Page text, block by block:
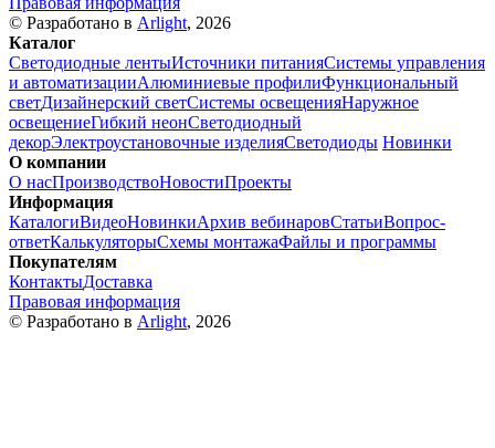
© Разработано в Arlight, 2026
Каталог
Светодиодные лентыИсточники питанияСистемы управления
и автоматизацииАлюминиевые профилиФункциональный
светДизайнерский светСистемы освещенияНаружное
освещениеГибкий неонСветодиодный
декорЭлектроустановочные изделияСветодиоды Новинки
О компании
О насПроизводствоНовостиПроекты
Информация
КаталогиВидеоНовинкиАрхив вебинаровСтатьиВопрос-
ответКалькуляторыСхемы монтажаФайлы и программы
Покупателям
КонтактыДоставка
Правовая информация
© Разработано в Arlight, 2026